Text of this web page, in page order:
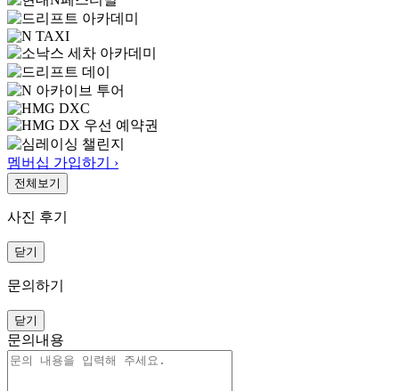
멤버십 가입하기 ›
전체보기
사진 후기
닫기
문의하기
닫기
문의내용